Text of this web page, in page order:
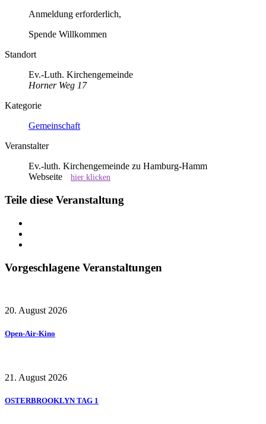
Anmeldung erforderlich,
Spende Willkommen
Standort
Ev.-Luth. Kirchengemeinde
Horner Weg 17
Kategorie
Gemeinschaft
Veranstalter
Ev.-luth. Kirchengemeinde zu Hamburg-Hamm
Webseite
hier klicken
Teile diese Veranstaltung
Vorgeschlagene Veranstaltungen
20. August 2026
Open-Air-Kino
21. August 2026
OSTERBROOKLYN TAG 1